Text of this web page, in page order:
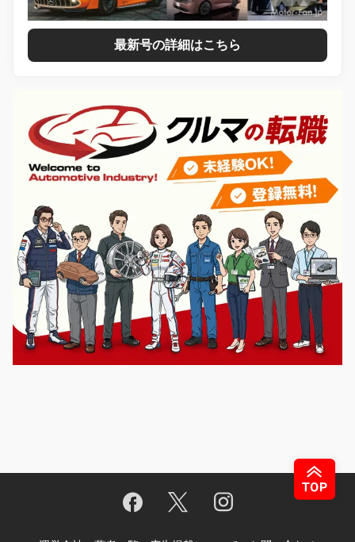
最新号の詳細はこちら